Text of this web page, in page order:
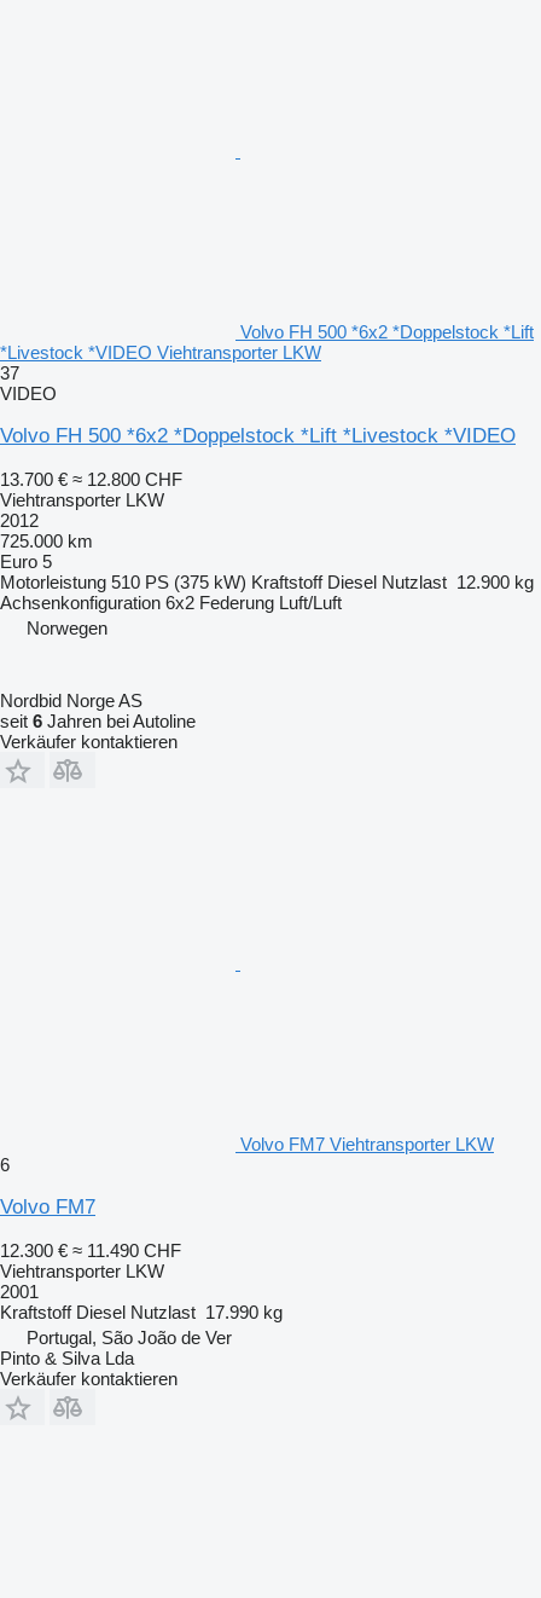
Volvo FH 500 *6x2 *Doppelstock *Lift
*Livestock *VIDEO Viehtransporter LKW
37
VIDEO
Volvo FH 500 *6x2 *Doppelstock *Lift *Livestock *VIDEO
13.700 € ≈ 12.800 CHF
Viehtransporter LKW
2012
725.000 km
Euro 5
Motorleistung 510 PS (375 kW) Kraftstoff Diesel Nutzlast 12.900 kg
Achsenkonfiguration 6x2 Federung Luft/Luft
Norwegen
Nordbid Norge AS
seit 6 Jahren bei Autoline
Verkäufer kontaktieren
Volvo FM7 Viehtransporter LKW
6
Volvo FM7
12.300 € ≈ 11.490 CHF
Viehtransporter LKW
2001
Kraftstoff Diesel Nutzlast 17.990 kg
Portugal, São João de Ver
Pinto & Silva Lda
Verkäufer kontaktieren